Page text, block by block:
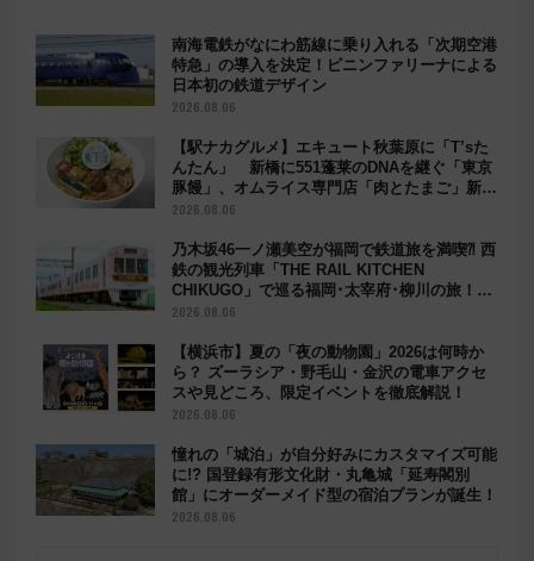
南海電鉄がなにわ筋線に乗り入れる「次期空港
特急」の導入を決定！ピニンファリーナによる
日本初の鉄道デザイン
2026.08.06
【駅ナカグルメ】エキュート秋葉原に「T’sた
んたん」 新橋に551蓬莱のDNAを継ぐ「東京
豚饅」、オムライス専門店「肉とたまご」新グ
ルメ続々登場！【2026年8月】
2026.08.06
乃木坂46一ノ瀬美空が福岡で鉄道旅を満喫⁈ 西
鉄の観光列車「THE RAIL KITCHEN
CHIKUGO」で巡る福岡･太宰府･柳川の旅！
YouTubeが公開に
2026.08.06
【横浜市】夏の「夜の動物園」2026は何時か
ら？ ズーラシア・野毛山・金沢の電車アクセ
スや見どころ、限定イベントを徹底解説！
2026.08.06
憧れの「城泊」が自分好みにカスタマイズ可能
に!? 国登録有形文化財・丸亀城「延寿閣別
館」にオーダーメイド型の宿泊プランが誕生！
2026.08.06